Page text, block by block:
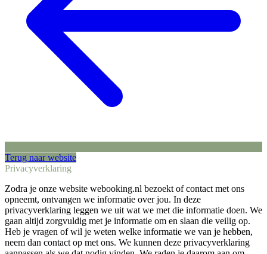
Terug naar website
Privacyverklaring
Zodra je onze website webooking.nl bezoekt of contact met ons
opneemt, ontvangen we informatie over jou. In deze
privacyverklaring leggen we uit wat we met die informatie doen. We
gaan altijd zorgvuldig met je informatie om en slaan die veilig op.
Heb je vragen of wil je weten welke informatie we van je hebben,
neem dan contact op met ons. We kunnen deze privacyverklaring